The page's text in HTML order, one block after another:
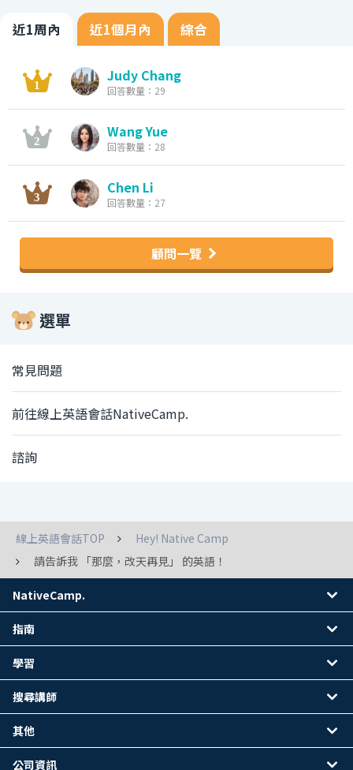
近1周內 近1個月內 綜合
Judy Chang
回答數量：29
Wang Yue
回答數量：28
Chen Li
回答數量：27
顧問一覽
選單
常見問題
前往線上英語會話NativeCamp.
諮詢
線上英語會話TOP
Hey! Native Camp
請告訴我 「那麼，改天再見」 的英語！
NativeCamp.
指南
學習
搜尋講師
其他
公司資訊